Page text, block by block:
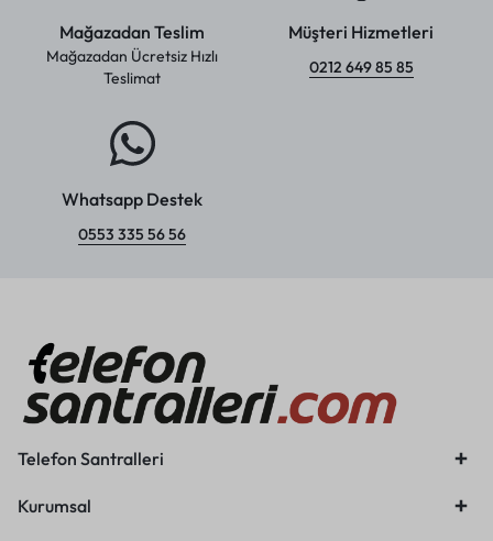
Mağazadan Teslim
Mağazadan Ücretsiz Hızlı
Teslimat
Müşteri Hizmetleri
0212 649 85 85
Whatsapp Destek
0553 335 56 56
Telefon Santralleri
Kurumsal